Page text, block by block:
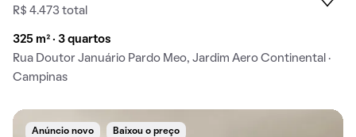
R$ 4.473 total
325 m² · 3 quartos
Rua Doutor Januário Pardo Meo, Jardim Aero Continental ·
Campinas
Anúncio novo Baixou o preço